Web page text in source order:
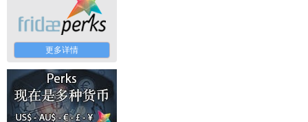
更多详情